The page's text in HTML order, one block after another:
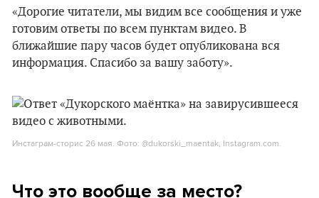
«Дорогие читатели, мы видим все сообщения и уже
готовим ответы по всем пунктам видео. В
ближайшие пару часов будет опубликована вся
информация. Спасибо за вашу заботу».
Инстаграм-сторис 26 мая. Фото: @dukorski_maentak, Instagram.com.
Что это вообще за место?